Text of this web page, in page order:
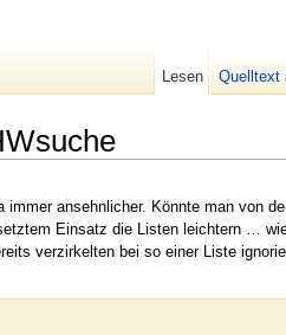
ansehnlicher. Könnte man von
Einsatz die Listen leichtern …
verzirkelten bei so einer Liste
Lesen Quelltext